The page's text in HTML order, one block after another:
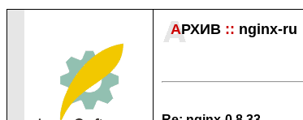
АРХИВ :: nginx-ru